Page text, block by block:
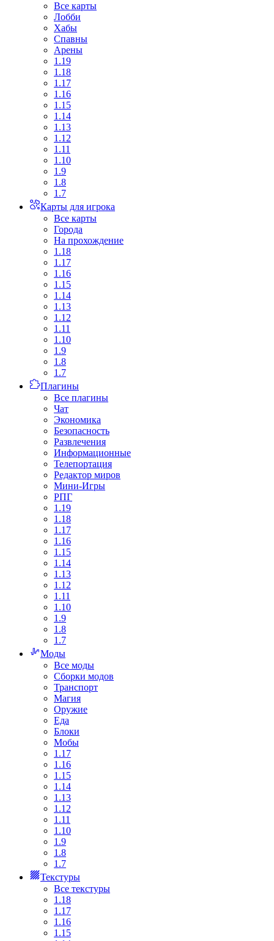
Все карты
Лобби
Хабы
Спавны
Арены
1.19
1.18
1.17
1.16
1.15
1.14
1.13
1.12
1.11
1.10
1.9
1.8
1.7
Карты для игрока
Все карты
Города
На прохождение
1.18
1.17
1.16
1.15
1.14
1.13
1.12
1.11
1.10
1.9
1.8
1.7
Плагины
Все плагины
Чат
Экономика
Безопасность
Развлечения
Информационные
Телепортация
Редактор миров
Мини-Игры
РПГ
1.19
1.18
1.17
1.16
1.15
1.14
1.13
1.12
1.11
1.10
1.9
1.8
1.7
Моды
Все моды
Сборки модов
Транспорт
Магия
Оружие
Еда
Блоки
Мобы
1.17
1.16
1.15
1.14
1.13
1.12
1.11
1.10
1.9
1.8
1.7
Текстуры
Все текстуры
1.18
1.17
1.16
1.15